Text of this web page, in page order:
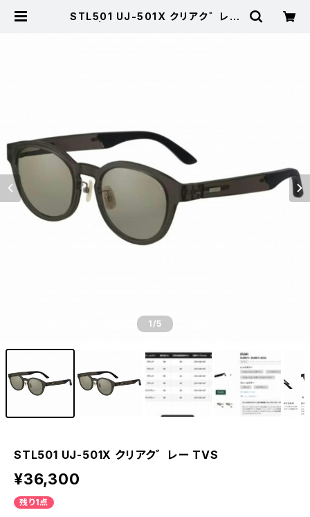
STL501 UJ-501X クリアク゛レー
1/5
STL501 UJ-501X クリアク゛レー TVS
¥36,300
残り1点